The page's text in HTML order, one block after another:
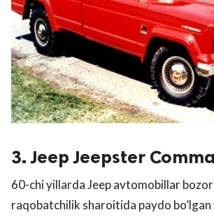
3. Jeep Jeepster
60-chi yillarda Jeep avtomobillar
raqobatchilik sharoitida paydo